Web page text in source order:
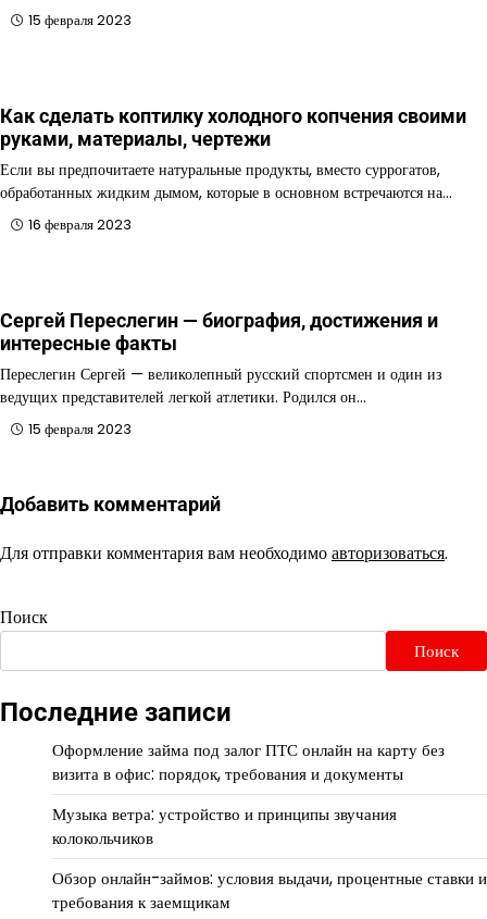
15 февраля 2023
Как сделать коптилку холодного копчения своими
руками, материалы, чертежи
Если вы предпочитаете натуральные продукты, вместо суррогатов,
обработанных жидким дымом, которые в основном встречаются на…
16 февраля 2023
Сергей Переслегин — биография, достижения и
интересные факты
Переслегин Сергей — великолепный русский спортсмен и один из
ведущих представителей легкой атлетики. Родился он…
15 февраля 2023
Добавить комментарий
Для отправки комментария вам необходимоавторизоваться.
Поиск
Поиск
Последние записи
Оформление займа под залог ПТС онлайн на карту без
визита в офис: порядок, требования и документы
Музыка ветра: устройство и принципы звучания
колокольчиков
Обзор онлайн-займов: условия выдачи, процентные ставки и
требования к заемщикам